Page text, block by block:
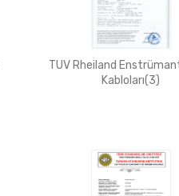
TUV Rheiland
Kabloları(3)